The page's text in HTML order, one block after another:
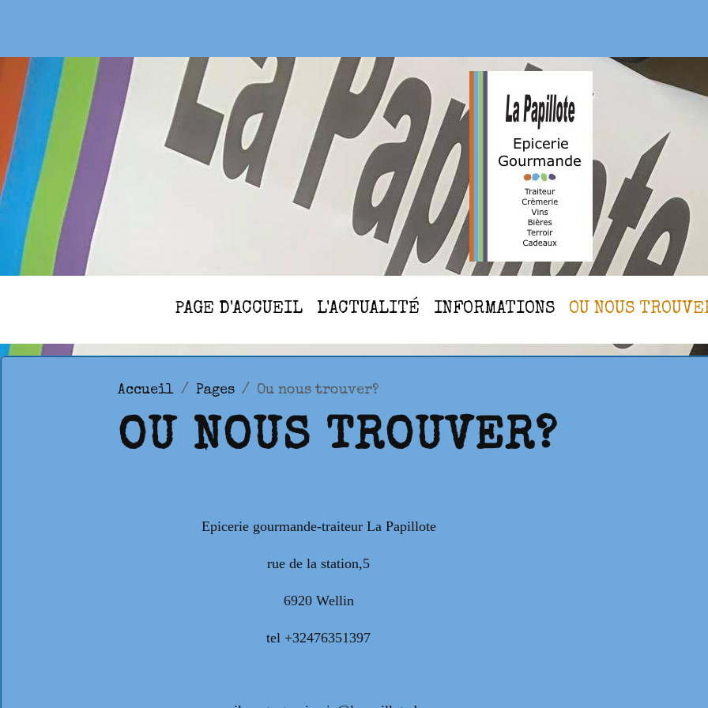
PAGE D'ACCUEIL L'ACTUALITÉ INFORMATIONS OU NOUS
Accueil Pages Ou nous trouver?
OU NOUS TROUVER?
Epicerie gourmande-traiteur La Papillote
rue de la station,5
6920 Wellin
tel +32476351397